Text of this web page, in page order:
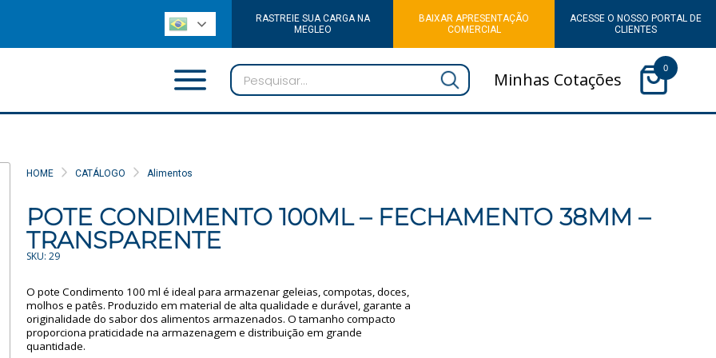
RASTREIE SUA CARGA NA
MEGLEO
BAIXAR APRESENTAÇÃO
COMERCIAL
ACESSE O NOSSO PORTAL DE
CLIENTES
Minhas Cotações
0
HOME CATÁLOGO Alimentos
POTE CONDIMENTO 100ML – FECHAMENTO 38MM –
TRANSPARENTE
SKU: 29
O pote Condimento 100 ml é ideal para armazenar geleias, compotas, doces,
molhos e patês. Produzido em material de alta qualidade e durável, garante a
originalidade do sabor dos alimentos armazenados. O tamanho compacto
proporciona praticidade na armazenagem e distribuição em grande
quantidade.